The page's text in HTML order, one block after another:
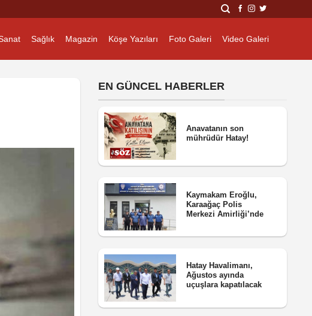
Sağlık Magazin Köşe Yazıları Foto Galeri Video Galeri
EN GÜNCEL HABERLER
Anavatanın son
mührüdür Hatay!
Kaymakam Eroğlu,
Karaağaç Polis
Merkezi Amirliği’nde
Hatay Havalimanı,
Ağustos ayında
uçuşlara kapatılacak